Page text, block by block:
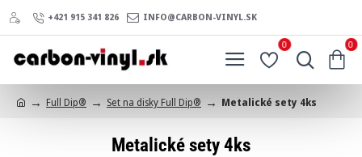
+421 915 341 826 INFO@CARBON-VINYL.SK
0 0
Full Dip® Set na disky Full Dip® Metalické sety 4ks
Metalické sety 4ks